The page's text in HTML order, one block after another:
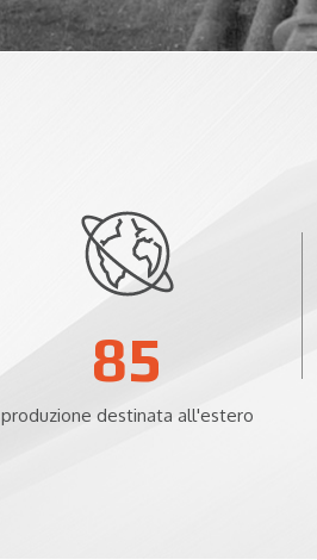
85
produzione destinata all'estero